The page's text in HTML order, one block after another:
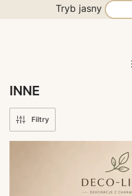
Tryb jasny
INNE
Filtry